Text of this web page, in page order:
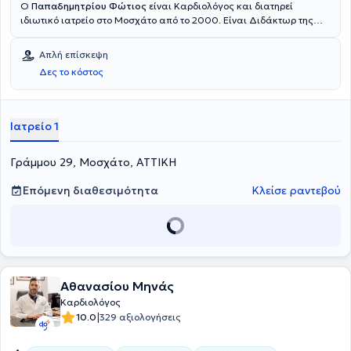
Ο Παπαδημητρίου Φώτιος είναι Καρδιολόγος και διατηρεί
ιδιωτικό ιατρείο στο Μοσχάτο από το 2000. Είναι Διδάκτωρ της
Αθηνών και παράλληλα πτυχιούχος του ίδιου ιδρύματος. Αποτελεί
Συνεργάτη ιατρό της Καρδιοχειρουργικής Κλινικής του Νοσοκομείου
"Υγεία" και έχει διατελέσει Καρδιολόγος της Καρδιολογικής
Κλινικής του Γενικού Νοσοκομείου Αθηνών "Λαϊκό". Τέλος, ο ιατρός
Ελληνικής Αντιυπερτασικής Εταιρείας και μιλάει αγγλικά.
Απλή επίσκεψη
Δες το κόστος
Ιατρείο 1
Γράμμου 29, Μοσχάτο, ΑΤΤΙΚΗ
Επόμενη διαθεσιμότητα
Κλείσε ραντεβού
Αθανασίου Μηνάς
Καρδιολόγος
10.0|329 αξιολογήσεις